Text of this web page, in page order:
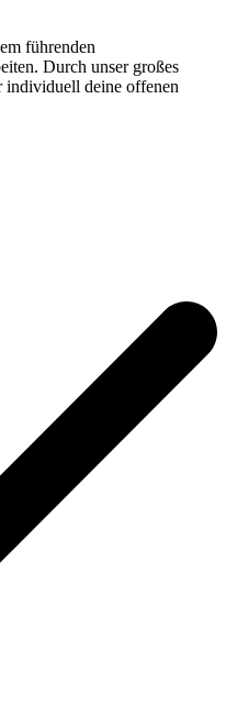
führenden
Durch unser großes
deine offenen